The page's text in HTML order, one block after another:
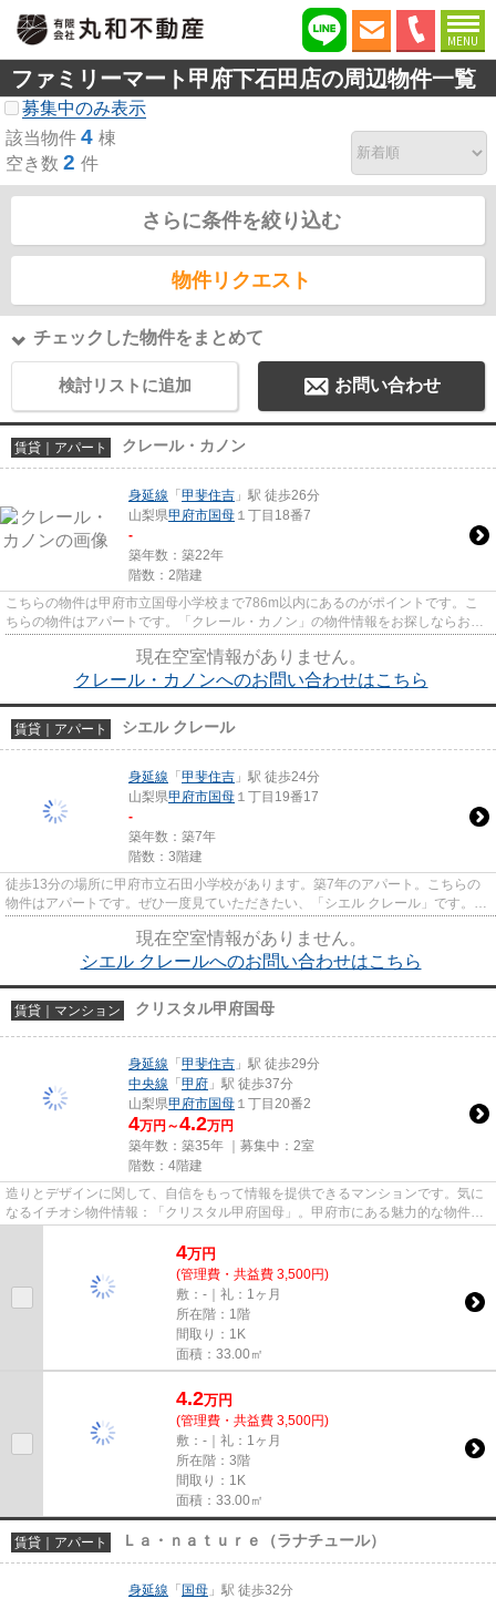
MENU
ファミリーマート甲府下石田店の周辺物件一覧
募集中のみ表示
該当物件 4 棟
空き数 2 件
さらに条件を絞り込む
物件リクエスト
チェックした物件をまとめて
検討リストに追加 お問い合わせ
賃貸｜アパート クレール・カノン
身延線 「 甲斐住吉 」駅 徒歩26分
山梨県甲府市国母 １丁目18番7
-
築年数：築22年
階数：2階建
こちらの物件は甲府市立国母小学校まで786m以内にあるのがポイントです。こ
ちらの物件はアパートです。「クレール・カノン」の物件情報をお探しならお気
現在空室情報がありません。
クレール・カノンへのお問い合わせはこちら
賃貸｜アパート シエル クレール
身延線 「 甲斐住吉 」駅 徒歩24分
山梨県甲府市国母 １丁目19番17
-
築年数：築7年
階数：3階建
徒歩13分の場所に甲府市立石田小学校があります。築7年のアパート。こちらの
物件はアパートです。ぜひ一度見ていただきたい、「シエル クレール」です。丸
現在空室情報がありません。
シエル クレールへのお問い合わせはこちら
賃貸｜マンション クリスタル甲府国母
身延線 「 甲斐住吉 」駅 徒歩29分
中央線 「 甲府 」駅 徒歩37分
山梨県甲府市国母 １丁目20番2
4万円～4.2万円
築年数：築35年 ｜募集中： 2室
階数：4階建
造りとデザインに関して、自信をもって情報を提供できるマンションです。気に
なるイチオシ物件情報：「クリスタル甲府国母」。甲府市にある魅力的な物件
4万円
(管理費・共益費 3,500円)
敷：-｜礼：1ヶ月
所在階：1階
間取り：1K
面積：33.00㎡
4.2万円
(管理費・共益費 3,500円)
敷：-｜礼：1ヶ月
所在階：3階
間取り：1K
面積：33.00㎡
賃貸｜アパート Ｌａ・ｎａｔｕｒｅ（ラナチュール）
身延線 「 国母 」駅 徒歩32分